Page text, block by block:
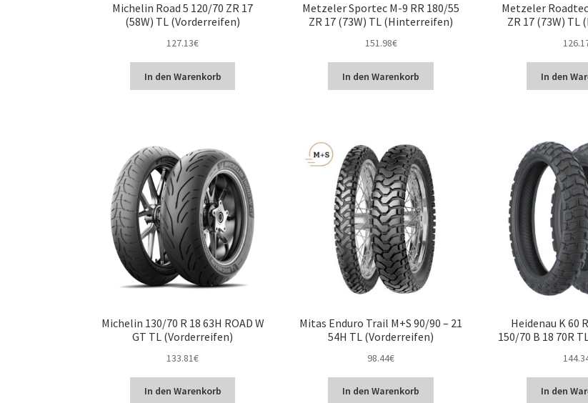
Michelin Road 5 120/70 ZR 17
(58W) TL (Vorderreifen)
127.13€
In den Warenkorb
Metzeler Sportec M-9 RR 180/55
ZR 17 (73W) TL (Hinterreifen)
151.98€
In den Warenkorb
Metzeler
ZR 17 (73W)
In den
Michelin 130/70 R 18 63H ROAD W
GT TL (Vorderreifen)
133.81€
In den Warenkorb
Mitas Enduro Trail M+S 90/90 – 21
54H TL (Vorderreifen)
98.44€
In den Warenkorb
Heidenau K 60
150/70 B 18 70R
In den